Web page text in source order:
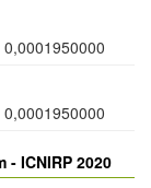
0,0001950000
0,0001950000
ICNIRP 2020